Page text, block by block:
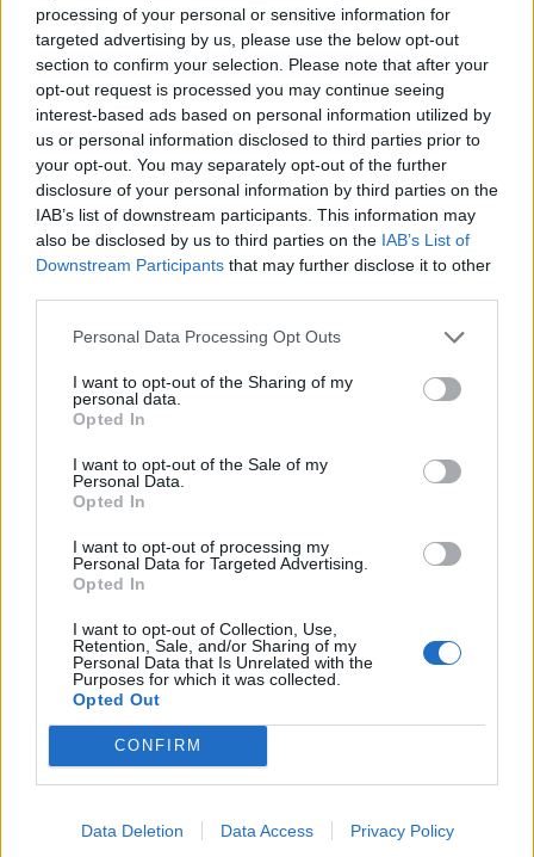
processing of your personal or sensitive information for
targeted advertising by us, please use the below opt-out
section to confirm your selection. Please note that after your
opt-out request is processed you may continue seeing
interest-based ads based on personal information utilized by
us or personal information disclosed to third parties prior to
your opt-out. You may separately opt-out of the further
disclosure of your personal information by third parties on the
IAB’s list of downstream participants. This information may
also be disclosed by us to third parties on the IAB’s List of
Downstream Participants that may further disclose it to other
Personal Data Processing Opt Outs
I want to opt-out of the Sharing of my
personal data.
Opted In
I want to opt-out of the Sale of my
Personal Data.
Opted In
I want to opt-out of processing my
Personal Data for Targeted Advertising.
Opted In
I want to opt-out of Collection, Use,
Retention, Sale, and/or Sharing of my
Personal Data that Is Unrelated with the
Purposes for which it was collected.
Opted Out
CONFIRM
Data Deletion Data Access Privacy Policy